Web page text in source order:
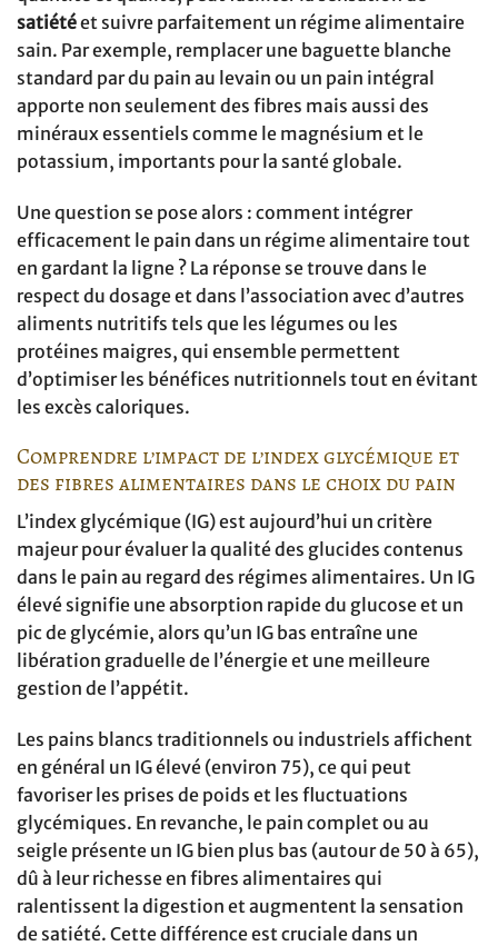
satiétéet suivre parfaitement un régime alimentaire
sain. Par exemple, remplacer une baguette blanche
standard par du pain au levain ou un pain intégral
apporte non seulement des fibres mais aussi des
minéraux essentiels comme le magnésium et le
potassium, importants pour la santé globale.
Une question se pose alors : comment intégrer
efficacement le pain dans un régime alimentaire tout
en gardant la ligne ? La réponse se trouve dans le
respect du dosage et dans l’association avec d’autres
aliments nutritifs tels que les légumes ou les
protéines maigres, qui ensemble permettent
d’optimiser les bénéfices nutritionnels tout en évitant
les excès caloriques.
Comprendre l’impact de l’index glycémique et
des fibres alimentaires dans le choix du pain
L’index glycémique (IG) est aujourd’hui un critère
majeur pour évaluer la qualité des glucides contenus
dans le pain au regard des régimes alimentaires. Un IG
élevé signifie une absorption rapide du glucose et un
pic de glycémie, alors qu’un IG bas entraîne une
libération graduelle de l’énergie et une meilleure
gestion de l’appétit.
Les pains blancs traditionnels ou industriels affichent
en général un IG élevé (environ 75), ce qui peut
favoriser les prises de poids et les fluctuations
glycémiques. En revanche, le pain complet ou au
seigle présente un IG bien plus bas (autour de 50 à 65),
dû à leur richesse en fibres alimentaires qui
ralentissent la digestion et augmentent la sensation
de satiété. Cette différence est cruciale dans un